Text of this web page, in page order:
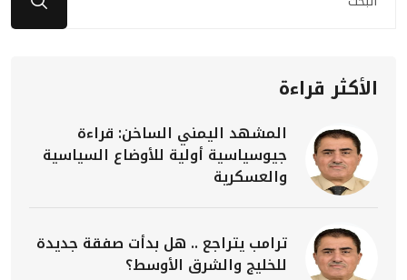
الأكثر قراءة
المشهد اليمني الساخن: قراءة
جيوسياسية أولية للأوضاع السياسية
والعسكرية
ترامب يتراجع .. هل بدأت صفقة جديدة
للخليج والشرق الأوسط؟